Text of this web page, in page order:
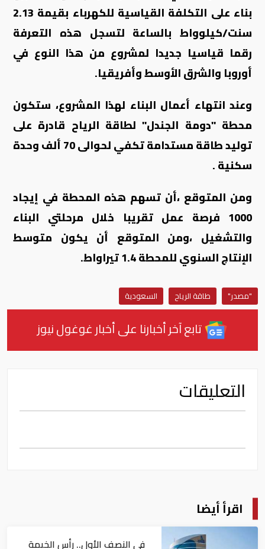
بناء على التكلفة القياسية للكهرباء بقيمة 2.13
سنت/كيلوواط بالساعة لتسجل هذه التعرفة
رقما قياسيا جديدا لمشروع من هذا النوع في
أوروبا والشرق الأوسط وأفريقيا.
وعند انتهاء أعمال البناء لهذا المشروع، ستكون
محطة "دومة الجندل" لطاقة الرياح قادرة على
توليد طاقة مستدامة تكفي لحوالى 70 ألف وحدة
سكنية .
ومن المتوقع ،أن تسهم هذه المحطة في إيجاد
1000 فرصة عمل تقريبا خلال مرحلتي البناء
والتشغيل ،ومن المتوقع أن يكون متوسط
الإنتاج السنوي للمحطة 1.4 تيراواط
.
"مصدر" طاقة الرياح السعودية
تابع آخر أخبارنا على أخبار غوغول نيوز
التعليقات
اقرأ أيضا
في النصف الأول.. رأس الخيمة